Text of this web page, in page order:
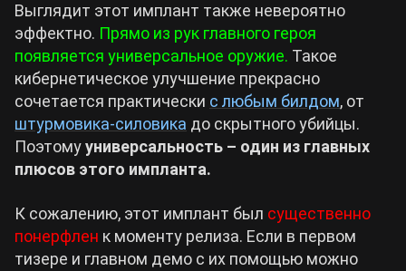
Выглядит этот имплант также невероятно
эффектно. Прямо из рук главного героя
появляется универсальное оружие. Такое
кибернетическое улучшение прекрасно
сочетается практически с любым билдом, от
штурмовика-силовика до скрытного убийцы.
Поэтомууниверсальность – один из главных
плюсов этого импланта.
К сожалению, этот имплант был существенно
понерфлен к моменту релиза. Если в первом
тизере и главном демо с их помощью можно